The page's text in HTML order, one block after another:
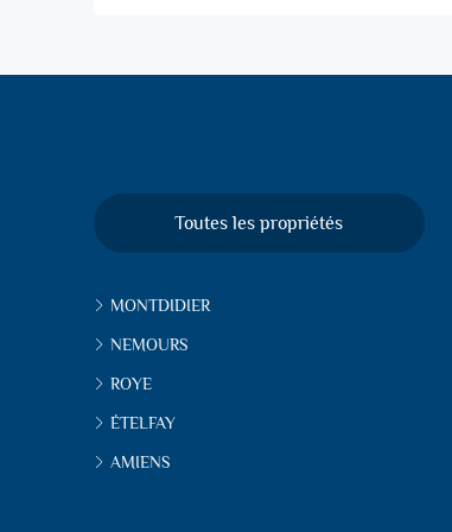
Toutes les propriétés
MONTDIDIER
NEMOURS
ROYE
ÉTELFAY
AMIENS